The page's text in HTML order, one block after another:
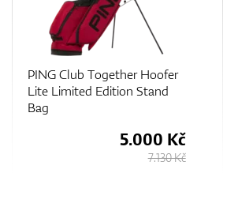
PING Club Together Hoofer
Lite Limited Edition Stand
Bag
5.000 Kč
7.130 Kč